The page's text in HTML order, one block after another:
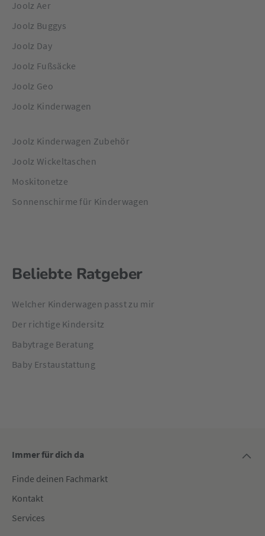
Joolz Aer
Joolz Buggys
Joolz Day
Joolz Fußsäcke
Joolz Geo
Joolz Kinderwagen
Joolz Kinderwagen Zubehör
Joolz Wickeltaschen
Moskitonetze
Sonnenschirme für Kinderwagen
Beliebte Ratgeber
Welcher Kinderwagen passt zu mir
Der richtige Kindersitz
Babytrage Beratung
Baby Erstaustattung
Immer für dich da
Finde deinen Fachmarkt
Kontakt
Services